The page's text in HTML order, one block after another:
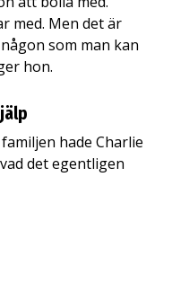
med. Men det är
som man kan
hon.
hade Charlie
det egentligen